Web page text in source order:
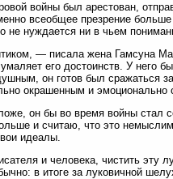
войны был арестован,
всеобщее презрение больше
не нуждается ни в чьем
— писала жена Гамсуна
его достоинств. У него
он готов был сражаться
окрашенным и
он бы во время войны стал
и считаю, что это
идеалы.
и человека, чистить эту
в итоге за луковичной